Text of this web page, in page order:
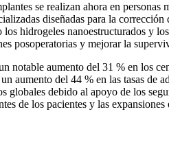
se realizan ahora en personas
diseñadas para la
hidrogeles nanoestructurados y
posoperatorias y mejorar la
aumento del 31 % en los
aumento del 44 % en las tasas de
debido al apoyo de los
de los pacientes y las